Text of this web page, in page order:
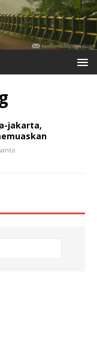
jakarta,